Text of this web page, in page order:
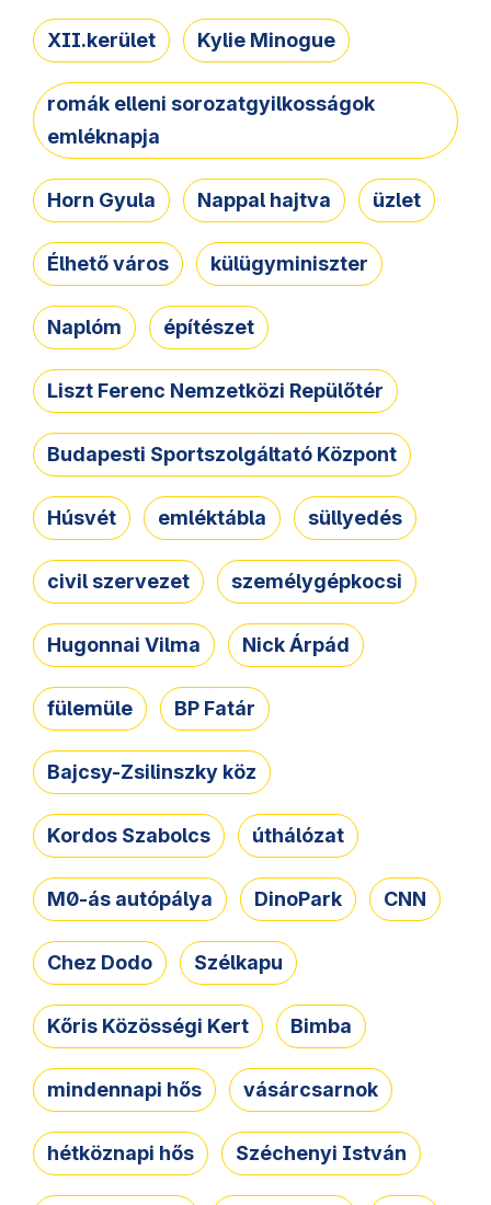
XII.kerület Kylie Minogue
romák elleni sorozatgyilkosságok
emléknapja
Horn Gyula Nappal hajtva üzlet
Élhető város külügyminiszter
Naplóm építészet
Liszt Ferenc Nemzetközi Repülőtér
Budapesti Sportszolgáltató Központ
Húsvét emléktábla süllyedés
civil szervezet személygépkocsi
Hugonnai Vilma Nick Árpád
fülemüle BP Fatár
Bajcsy-Zsilinszky köz
Kordos Szabolcs úthálózat
M0-ás autópálya DinoPark CNN
Chez Dodo Szélkapu
Kőris Közösségi Kert Bimba
mindennapi hős vásárcsarnok
hétköznapi hős Széchenyi István